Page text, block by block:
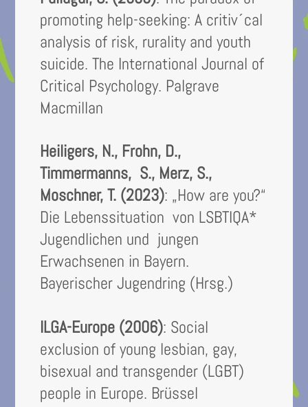
promoting help-seeking: A critiv´cal
analysis of risk, rurality and youth
suicide. The International Journal of
Critical Psychology. Palgrave
Macmillan
Heiligers, N., Frohn, D.,
Timmermanns, S., Merz, S.,
Moschner, T. (2023): „How are you?“
Die Lebenssituation von LSBTIQA*
Jugendlichen und jungen
Erwachsenen in Bayern.
Bayerischer Jugendring (Hrsg.)
ILGA-Europe (2006): Social
exclusion of young lesbian, gay,
bisexual and transgender (LGBT)
people in Europe. Brüssel